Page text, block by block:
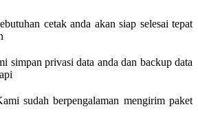
cetak anda akan siap selesai tepat
simpan privasi data anda dan backup data
sudah berpengalaman mengirim paket